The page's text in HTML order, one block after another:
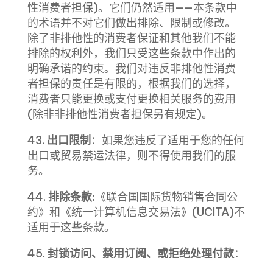
性消费者担保)。它们仍然适用——本条款中
的术语并不对它们做出排除、限制或修改。
除了非排他性的消费者保证和其他我们不能
排除的权利外，我们只受这些条款中作出的
明确承诺的约束。我们对违反非排他性消费
者担保的责任是有限的，根据我们的选择，
消费者只能更换或支付更换相关服务的费用
(除非非排他性消费者担保另有规定)。
43. 出口限制 ：如果您违反了适用于您的任何
出口或贸易禁运法律，则不得使用我们的服
务。
44. 排除条款: 《联合国国际货物销售合同公
约》和《统一计算机信息交易法》(UCITA)不
适用于这些条款。
45. 封锁访问、禁用订阅、或拒绝处理付款：